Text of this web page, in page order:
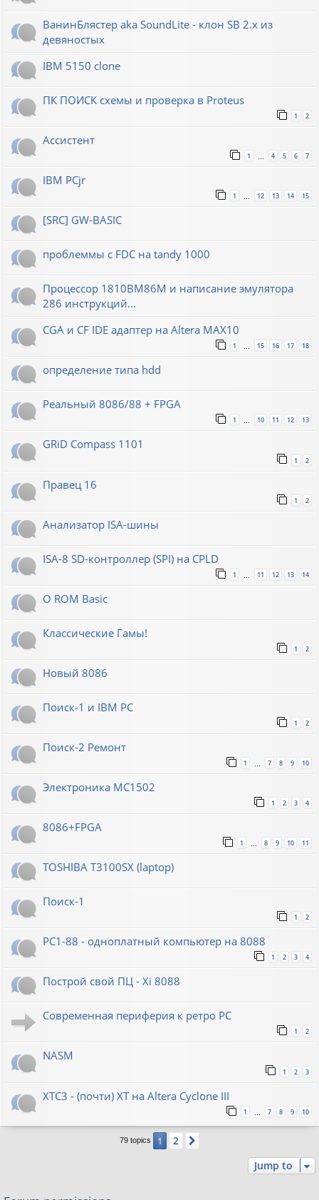
ВанинБлястер aka SoundLite - клон SB 2.x из
девяностых
IBM 5150 clone
ПК ПОИСК схемы и проверка в Proteus
1 2
Ассистент
1 … 4 5 6 7
IBM PCjr
1 … 12 13 14 15
[SRC] GW-BASIC
проблеммы с FDC на tandy 1000
Процессор 1810ВМ86М и написание эмулятора
286 инструкций...
CGA и CF IDE адаптер на Altera MAX10
1 … 15 16 17 18
определение типа hdd
Реальный 8086/88 + FPGA
1 … 10 11 12 13
GRiD Compass 1101
1 2
Правец 16
1 2
Анализатор ISA-шины
ISA-8 SD-контроллер (SPI) на CPLD
1 11 12 13 14
О ROM Basic
Классические Гамы!
1 2
Новый 8086
Поиск-1 и IBM PC
1 2
Поиск-2 Ремонт
1 7 8 9 10
Электроника МС1502
1 2 3 4
8086+FPGA
1 … 8 9 10 11
TOSHIBA T3100SX (laptop)
Поиск-1
1 2
PC1-88 - одноплатный компьютер на 8088
1 2 3 4
Построй свой ПЦ - Xi 8088
Современная периферия к ретро PC
1 2
NASM
1 2 3
XTC3 - (почти) XT на Altera Cyclone III
1 7 8 9 10
79 topics 1 2
Jump to